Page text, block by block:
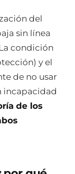
del
sin línea
condición
y el
de no usar
incapacidad
de los